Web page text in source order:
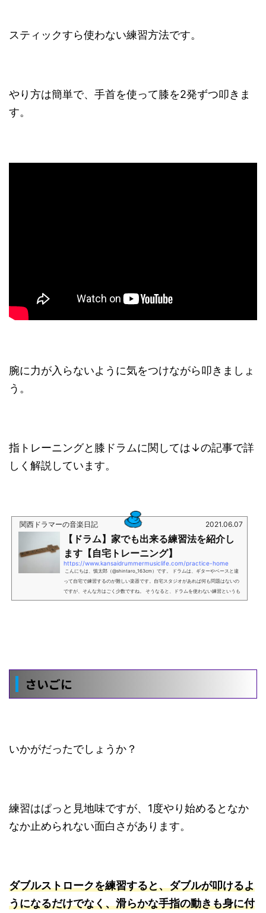
スティックすら使わない練習方法です。
やり方は簡単で、手首を使って膝を2発ずつ叩きま
す。
腕に力が入らないように気をつけながら叩きましょ
う。
指トレーニングと膝ドラムに関しては↓の記事で詳
しく解説しています。
関西ドラマーの音楽日記 2021.06.07
【ドラム】家でも出来る練習法を紹介し
ます【自宅トレーニング】
https://www.kansaidrummermusiclife.com/practice-home
こんにちは、慎太郎（@shintaro_163cm）です。 ドラムは、ギターやベースと違
って自宅で練習するのが難しい楽器です。自宅スタジオがあれば何も問題はないの
ですが、そんな方はごく少数ですね。 そうなると、ドラムを使わない練習というも
のに目が向いてきます。体を使う楽器なので、そういう発想になるのは自然な流れ
さいごに
いかがだったでしょうか？
練習はぱっと見地味ですが、1度やり始めるとなか
なか止められない面白さがあります。
ダブルストロークを練習すると、ダブルが叩けるよ
うになるだけでなく、滑らかな手指の動きも身に付